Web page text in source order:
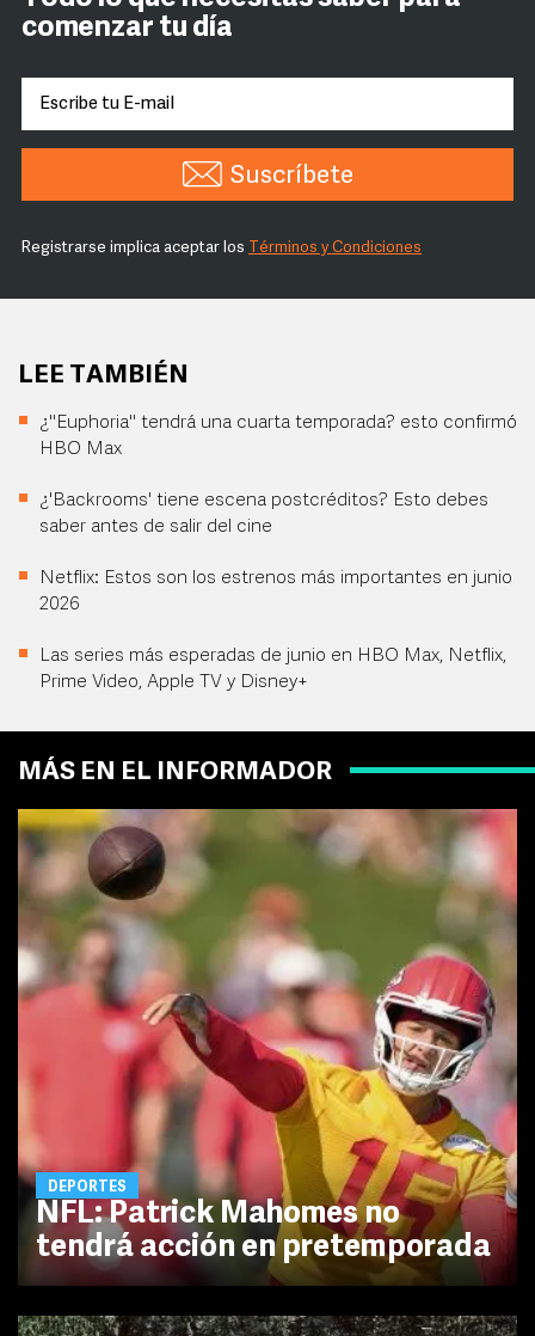
comenzar tu día
Suscríbete
Registrarse implica aceptar los Términos y Condiciones
LEE TAMBIÉN
¿"Euphoria" tendrá una cuarta temporada? esto confirmó
HBO Max
¿'Backrooms' tiene escena postcréditos? Esto debes
saber antes de salir del cine
Netflix: Estos son los estrenos más importantes en junio
2026
Las series más esperadas de junio en HBO Max, Netflix,
Prime Video, Apple TV y Disney+
MÁS EN EL INFORMADOR
DEPORTES
NFL: Patrick Mahomes no
tendrá acción en pretemporada